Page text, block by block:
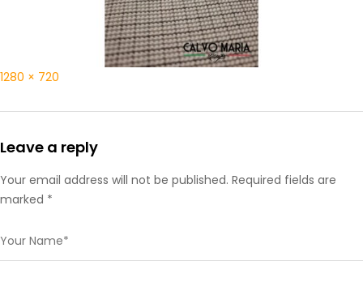
1280 × 720
Leave a reply
Your email address will not be published. Required fields are
marked *